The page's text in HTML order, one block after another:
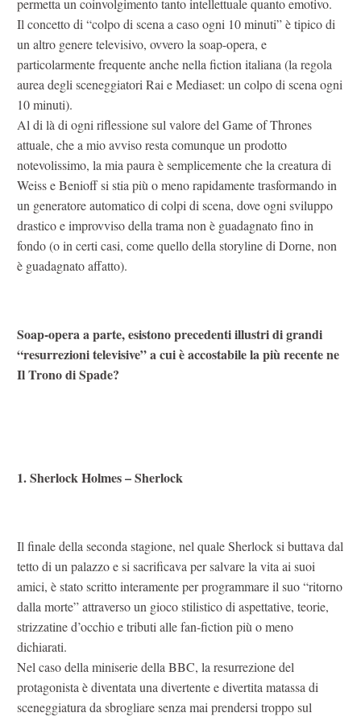
Il concetto di “colpo di scena a caso ogni 10 minuti” è tipico di
un altro genere televisivo, ovvero la soap-opera, e
particolarmente frequente anche nella fiction italiana (la regola
aurea degli sceneggiatori Rai e Mediaset: un colpo di scena ogni
10 minuti).
Al di là di ogni riflessione sul valore del Game of Thrones
attuale, che a mio avviso resta comunque un prodotto
notevolissimo, la mia paura è semplicemente che la creatura di
Weiss e Benioff si stia più o meno rapidamente trasformando in
un generatore automatico di colpi di scena, dove ogni sviluppo
drastico e improvviso della trama non è guadagnato fino in
fondo (o in certi casi, come quello della storyline di Dorne, non
è guadagnato affatto).
Soap-opera a parte, esistono precedenti illustri di grandi
“resurrezioni televisive” a cui è accostabile la più recente ne
Il Trono di Spade?
1. Sherlock Holmes – Sherlock
Il finale della seconda stagione, nel quale Sherlock si buttava dal
tetto di un palazzo e si sacrificava per salvare la vita ai suoi
amici, è stato scritto interamente per programmare il suo “ritorno
dalla morte” attraverso un gioco stilistico di aspettative, teorie,
strizzatine d’occhio e tributi alle fan-fiction più o meno
dichiarati.
Nel caso della miniserie della BBC, la resurrezione del
protagonista è diventata una divertente e divertita matassa di
sceneggiatura da sbrogliare senza mai prendersi troppo sul